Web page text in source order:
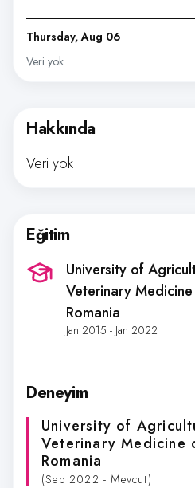
Thursday, Aug 06
Veri yok
Hakkında
Veri yok
Eğitim
University of
Veterinary
Romania
Jan 2015 - Jan 2022
Deneyim
University of
Veterinary Medicine
Romania
(Sep 2022 - Mevcut)